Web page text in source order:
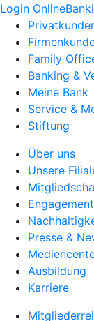
Login
Family
Banking &
Meine Bank
Service &
Stiftung
Über uns
Unsere
Engagement
Presse &
Ausbildung
Karriere